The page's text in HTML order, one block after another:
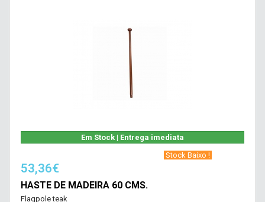
Em Stock | Entrega imediata
‎ Stock Baixo !‎ ‎
53,36€
HASTE DE MADEIRA 60 CMS.
Flagpole teak